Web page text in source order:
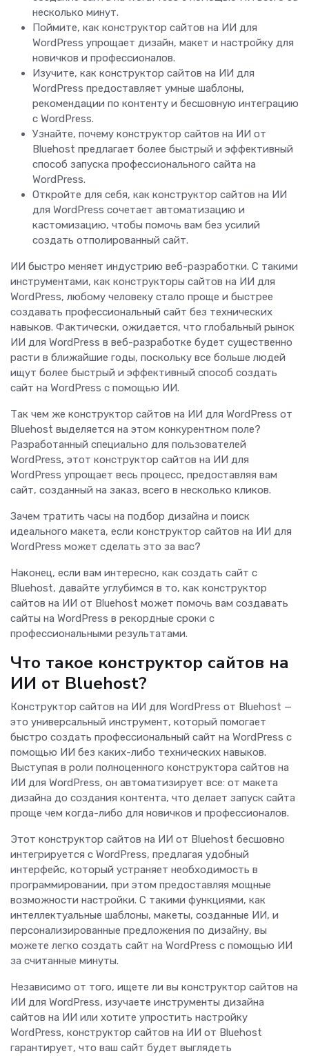
несколько минут.
Поймите, как конструктор сайтов на ИИ для
WordPress упрощает дизайн, макет и настройку для
новичков и профессионалов.
Изучите, как конструктор сайтов на ИИ для
WordPress предоставляет умные шаблоны,
рекомендации по контенту и бесшовную интеграцию
с WordPress.
Узнайте, почему конструктор сайтов на ИИ от
Bluehost предлагает более быстрый и эффективный
способ запуска профессионального сайта на
WordPress.
Откройте для себя, как конструктор сайтов на ИИ
для WordPress сочетает автоматизацию и
кастомизацию, чтобы помочь вам без усилий
создать отполированный сайт.
ИИ быстро меняет индустрию веб-разработки. С такими
инструментами, как конструкторы сайтов на ИИ для
WordPress, любому человеку стало проще и быстрее
создавать профессиональный сайт без технических
навыков. Фактически, ожидается, что глобальный рынок
ИИ для WordPress в веб-разработке будет существенно
расти в ближайшие годы, поскольку все больше людей
ищут более быстрый и эффективный способ создать
сайт на WordPress с помощью ИИ.
Так чем же конструктор сайтов на ИИ для WordPress от
Bluehost выделяется на этом конкурентном поле?
Разработанный специально для пользователей
WordPress, этот конструктор сайтов на ИИ для
WordPress упрощает весь процесс, предоставляя вам
сайт, созданный на заказ, всего в несколько кликов.
Зачем тратить часы на подбор дизайна и поиск
идеального макета, если конструктор сайтов на ИИ для
WordPress может сделать это за вас?
Наконец, если вам интересно, как создать сайт с
Bluehost, давайте углубимся в то, как конструктор
сайтов на ИИ от Bluehost может помочь вам создавать
сайты на WordPress в рекордные сроки с
профессиональными результатами.
Что такое конструктор сайтов на
ИИ от Bluehost?
Конструктор сайтов на ИИ для WordPress от Bluehost —
это универсальный инструмент, который помогает
быстро создать профессиональный сайт на WordPress с
помощью ИИ без каких-либо технических навыков.
Выступая в роли полноценного конструктора сайтов на
ИИ для WordPress, он автоматизирует все: от макета
дизайна до создания контента, что делает запуск сайта
проще чем когда-либо для новичков и профессионалов.
Этот конструктор сайтов на ИИ от Bluehost бесшовно
интегрируется с WordPress, предлагая удобный
интерфейс, который устраняет необходимость в
программировании, при этом предоставляя мощные
возможности настройки. С такими функциями, как
интеллектуальные шаблоны, макеты, созданные ИИ, и
персонализированные предложения по дизайну, вы
можете легко создать сайт на WordPress с помощью ИИ
за считанные минуты.
Независимо от того, ищете ли вы конструктор сайтов на
ИИ для WordPress, изучаете инструменты дизайна
сайтов на ИИ или хотите упростить настройку
WordPress, конструктор сайтов на ИИ от Bluehost
гарантирует, что ваш сайт будет выглядеть